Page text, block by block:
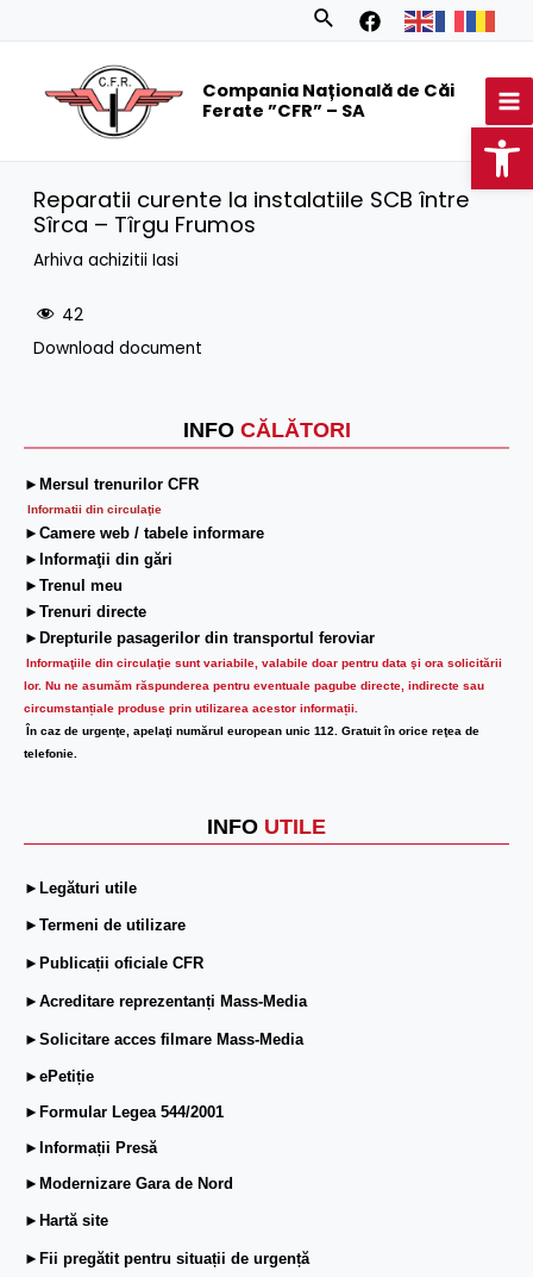
Search
Compania Națională de Căi
Ferate ”CFR” – SA
INFO CĂLĂTORI
►Mersul trenurilor CFR
Informatii din circulaţie
►Camere web / tabele informare
►Informaţii din gări
►Trenul meu
►Trenuri directe
►Drepturile pasagerilor din transportul feroviar
Informaţiile din circulaţie sunt variabile, valabile doar pentru data şi ora solicitării
lor. Nu ne asumăm răspunderea pentru eventuale pagube directe, indirecte sau
circumstanțiale produse prin utilizarea acestor informații.
În caz de urgenţe, apelaţi numărul european unic 112. Gratuit în orice reţea de
telefonie.
INFO UTILE
►Legături utile
►Termeni de utilizare
►Publicații oficiale CFR
►Acreditare reprezentanți Mass-Media
►Solicitare acces filmare Mass-Media
►ePetiție
►Formular Legea 544/2001
►Informații Presă
►Modernizare Gara de Nord
►Hartă site
►Fii pregătit pentru situații de urgență
Reparatii curente la instalatiile SCB între
Sîrca – Tîrgu Frumos
Arhiva achizitii Iasi
42
Download document